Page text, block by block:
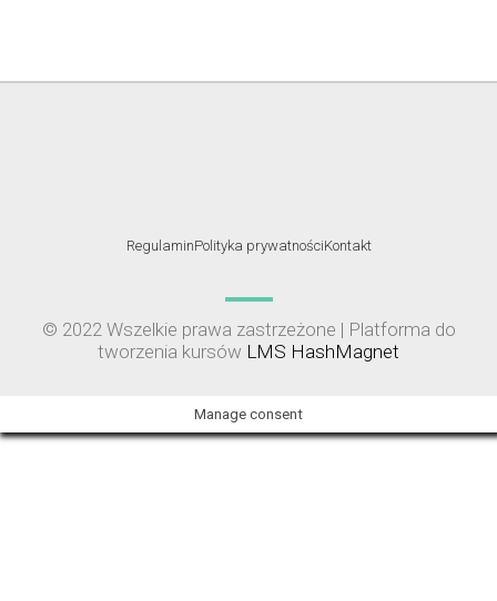
RegulaminPolityka prywatnościKontakt
© 2022 Wszelkie prawa zastrzeżone | Platforma do
tworzenia kursów LMS HashMagnet
Manage consent